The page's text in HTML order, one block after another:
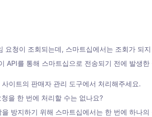
요청이 조회되는데, 스마트십에서는 조회가 되
API를 통해 스마트십으로 전송되기 전에 발생
이트의 판매자 관리 도구에서 처리해주세요.
을 한 번에 처리할 수는 없나요?
방지하기 위해 스마트십에서는 한 번에 하나